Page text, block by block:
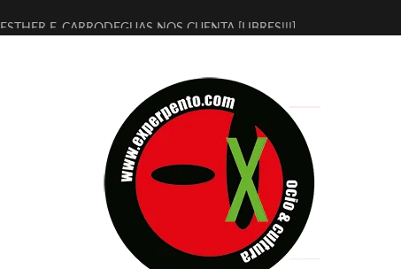
ESTHER F. CARRODEGUAS NOS CUENTA [LIBRES!!!]
[ELECTRA JONDA] DE JUAN GUERRERO ZAMORA
TIMBRE 4, LA ESCUELA DEL DIRECTOR TEATRAL CLAUDIO TOLCACHIR
30 AÑOS (NO ES NADA) DE LA KATARSIS DEL TOMATAZO
MILITARES JUDÍAS EN #EXVITA
D’BALDOMEROS REINVENTAN [BITÁCORA 3.0] EN EXVITA
MARSHALL FLASH PRESENTA EN EXVITA [RELATIVA SENCILLEZ]